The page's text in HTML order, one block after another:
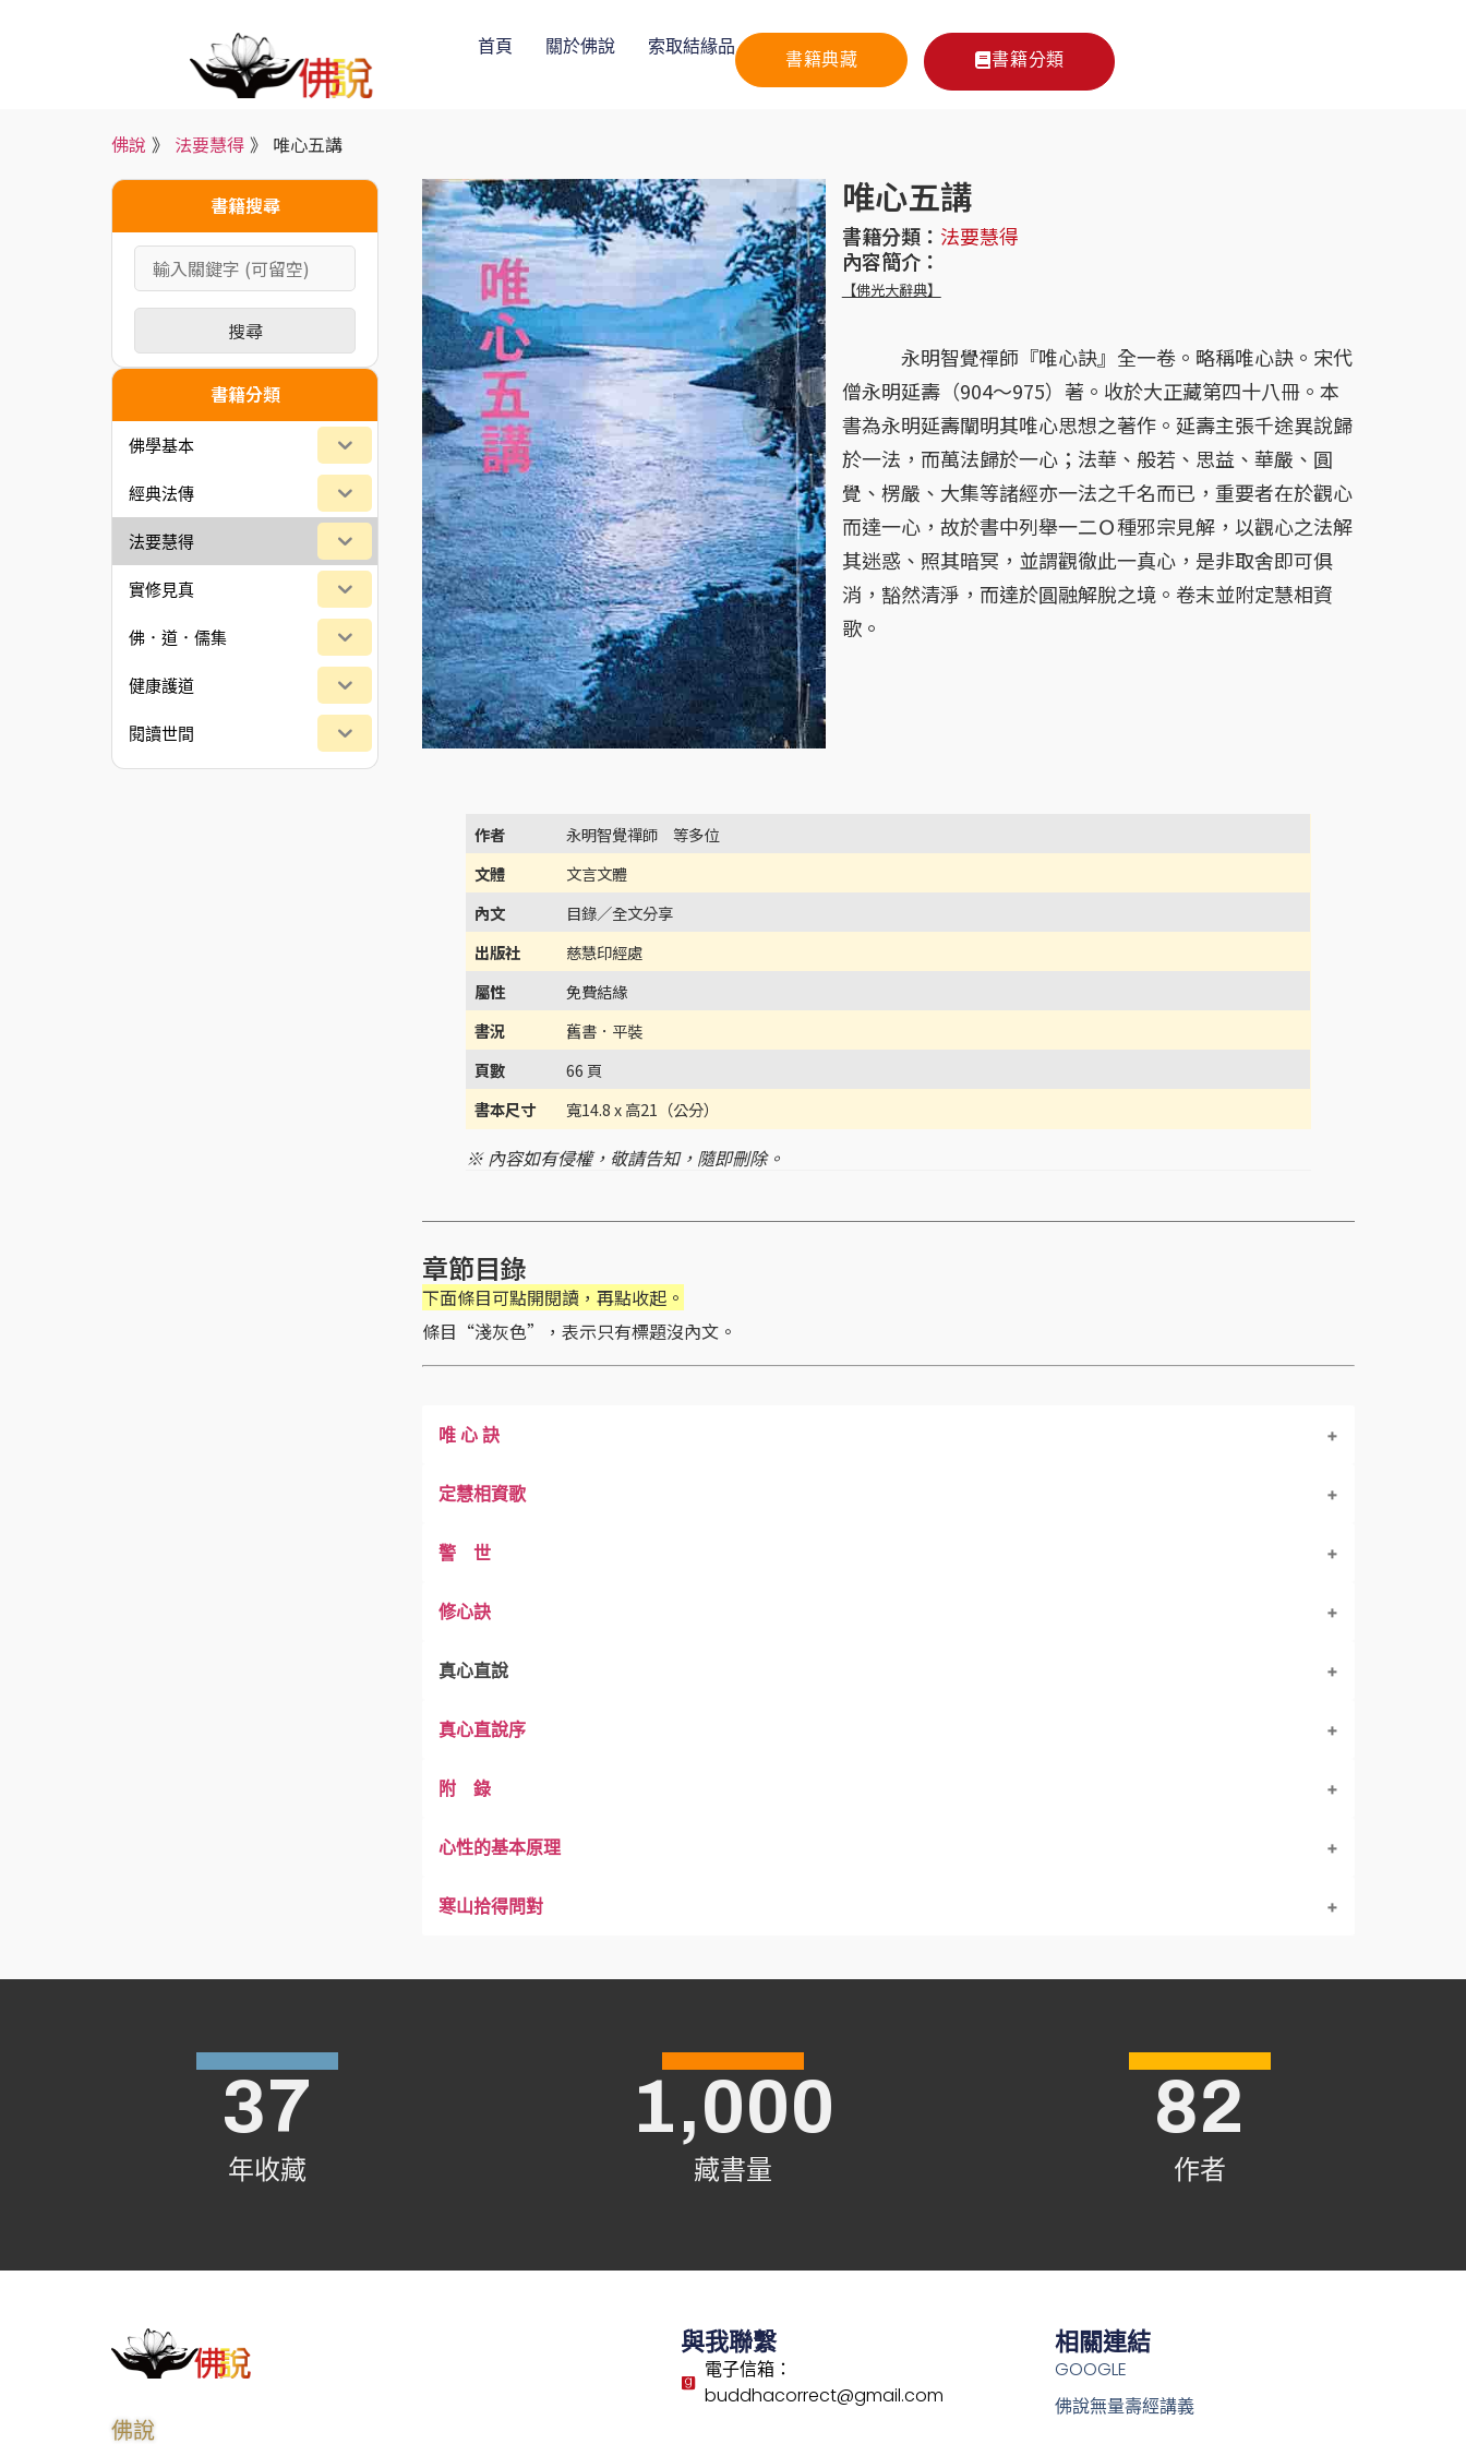
首頁 關於佛說 索取結緣品
書籍典藏 書籍分類
佛說 》 法要慧得 》 唯心五講
書籍搜尋
搜尋
書籍分類
佛學基本
經典法傳
法要慧得
實修見真
佛．道．儒集
健康護道
閱讀世間
唯心五講
書籍分類： 法要慧得
內容簡介：
【佛光大辭典】
永明智覺禪師『唯心訣』全一卷。略稱唯心訣。宋代
僧永明延壽（904～975）著。收於大正藏第四十八冊。本
書為永明延壽闡明其唯心思想之著作。延壽主張千途異說歸
於一法，而萬法歸於一心；法華、般若、思益、華嚴、圓
覺、楞嚴、大集等諸經亦一法之千名而已，重要者在於觀心
而達一心，故於書中列舉一二Ｏ種邪宗見解，以觀心之法解
其迷惑、照其暗冥，並謂觀徹此一真心，是非取舍即可俱
消，豁然清淨，而達於圓融解脫之境。卷末並附定慧相資
歌。
作者 永明智覺禪師 等多位
文體 文言文體
內文 目錄／全文分享
出版社 慈慧印經處
屬性免費結緣
書況 舊書．平裝
頁數 66 頁
書本尺寸寬14.8 x 高21（公分）
※ 內容如有侵權，敬請告知，隨即刪除。
章節目錄
下面條目可點開閱讀，再點收起。
條目“淺灰色”，表示只有標題沒內文。
唯 心 訣
定慧相資歌
警 世
修心訣
真心直說
真心直說序
真心正信．真心異名
真心妙體．真心妙用
真心體用一異．真心在迷
附 錄
心性的基本原理
心性的基本原理 – 1
寒山拾得問對
年收藏
37
藏書量
1,000
作者
82
佛說
與我聯繫
電子信箱：
buddhacorrect@gmail.com
相關連結
GOOGLE
佛說無量壽經講義